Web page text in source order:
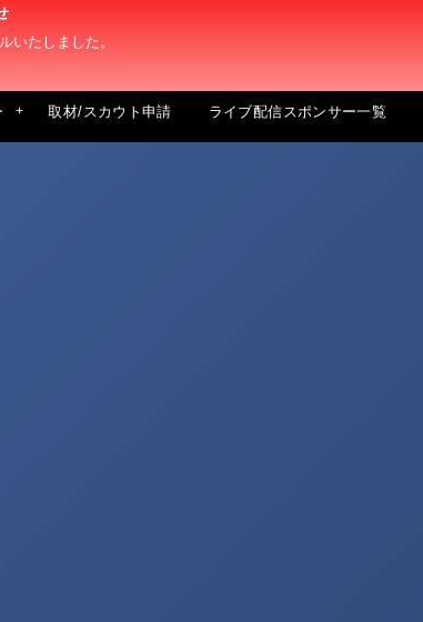
いたしました。
取材/スカウト申請 ライブ配信スポンサー一覧